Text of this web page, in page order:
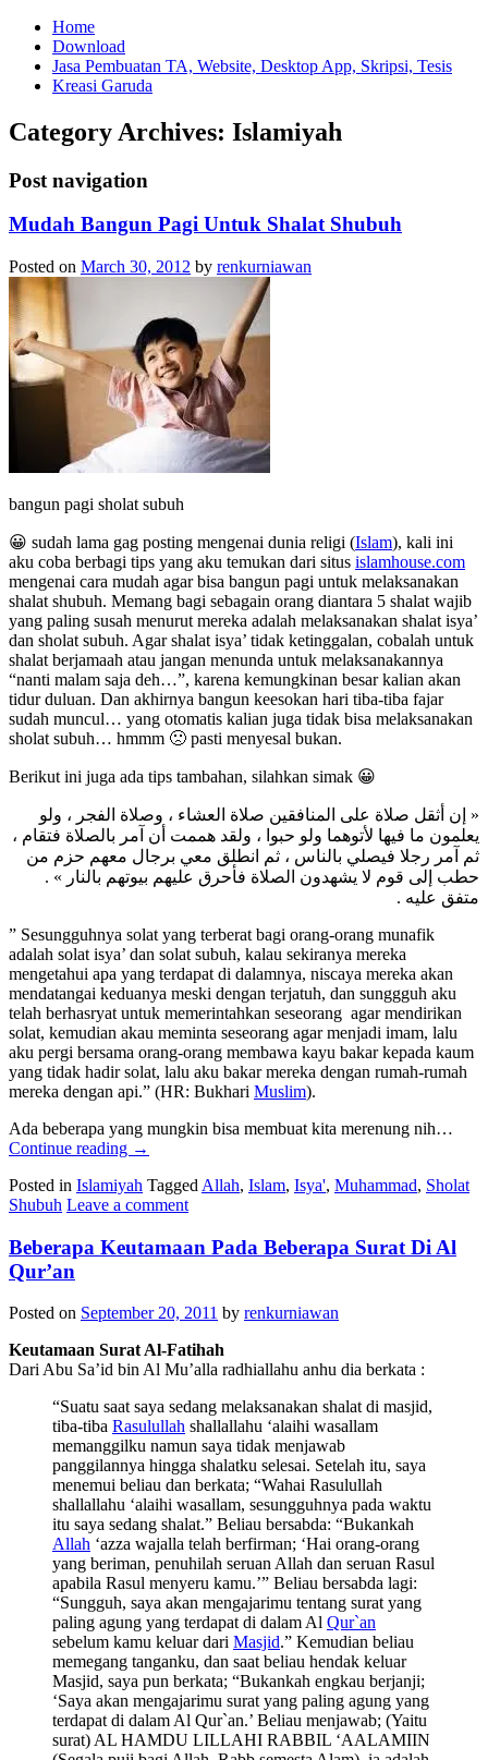
Home
Download
Jasa Pembuatan TA, Website, Desktop App, Skripsi, Tesis
Kreasi Garuda
Category Archives: Islamiyah
Post navigation
Mudah Bangun Pagi Untuk Shalat Shubuh
Posted on March 30, 2012 by renkurniawan
bangun pagi sholat subuh
😀 sudah lama gag posting mengenai dunia religi (Islam), kali ini
aku coba berbagi tips yang aku temukan dari situs islamhouse.com
mengenai cara mudah agar bisa bangun pagi untuk melaksanakan
shalat shubuh. Memang bagi sebagain orang diantara 5 shalat wajib
yang paling susah menurut mereka adalah melaksanakan shalat isya’
dan sholat subuh. Agar shalat isya’ tidak ketinggalan, cobalah untuk
shalat berjamaah atau jangan menunda untuk melaksanakannya
“nanti malam saja deh…”, karena kemungkinan besar kalian akan
tidur duluan. Dan akhirnya bangun keesokan hari tiba-tiba fajar
sudah muncul… yang otomatis kalian juga tidak bisa melaksanakan
sholat subuh… hmmm 🙁 pasti menyesal bukan.
Berikut ini juga ada tips tambahan, silahkan simak 😀
« إن أثقل صلاة على المنافقين صلاة العشاء ، وصلاة الفجر ، ولو
يعلمون ما فيها لأتوهما ولو حبوا ، ولقد هممت أن آمر بالصلاة فتقام ،
ثم آمر رجلا فيصلي بالناس ، ثم انطلق معي برجال معهم حزم من
حطب إلى قوم لا يشهدون الصلاة فأحرق عليهم بيوتهم بالنار » .
متفق عليه .
” Sesungguhnya solat yang terberat bagi orang-orang munafik
adalah solat isya’ dan solat subuh, kalau sekiranya mereka
mengetahui apa yang terdapat di dalamnya, niscaya mereka akan
mendatangai keduanya meski dengan terjatuh, dan sunggguh aku
telah berhasryat untuk memerintahkan seseorang agar mendirikan
solat, kemudian akau meminta seseorang agar menjadi imam, lalu
aku pergi bersama orang-orang membawa kayu bakar kepada kaum
yang tidak hadir solat, lalu aku bakar mereka dengan rumah-rumah
mereka dengan api.” (HR: Bukhari Muslim).
Ada beberapa yang mungkin bisa membuat kita merenung nih…
Continue reading →
Posted in Islamiyah Tagged Allah, Islam, Isya', Muhammad, Sholat
Shubuh Leave a comment
Beberapa Keutamaan Pada Beberapa Surat Di Al
Qur’an
Posted on September 20, 2011 by renkurniawan
Keutamaan Surat Al-Fatihah
Dari Abu Sa’id bin Al Mu’alla radhiallahu anhu dia berkata :
“Suatu saat saya sedang melaksanakan shalat di masjid,
tiba-tiba Rasulullah shallallahu ‘alaihi wasallam
memanggilku namun saya tidak menjawab
panggilannya hingga shalatku selesai. Setelah itu, saya
menemui beliau dan berkata; “Wahai Rasulullah
shallallahu ‘alaihi wasallam, sesungguhnya pada waktu
itu saya sedang shalat.” Beliau bersabda: “Bukankah
Allah ‘azza wajalla telah berfirman; ‘Hai orang-orang
yang beriman, penuhilah seruan Allah dan seruan Rasul
apabila Rasul menyeru kamu.’” Beliau bersabda lagi:
“Sungguh, saya akan mengajarimu tentang surat yang
paling agung yang terdapat di dalam Al Qur`an
sebelum kamu keluar dari Masjid.” Kemudian beliau
memegang tanganku, dan saat beliau hendak keluar
Masjid, saya pun berkata; “Bukankah engkau berjanji;
‘Saya akan mengajarimu surat yang paling agung yang
terdapat di dalam Al Qur`an.’ Beliau menjawab; (Yaitu
surat) AL HAMDU LILLAHI RABBIL ‘AALAMIIN